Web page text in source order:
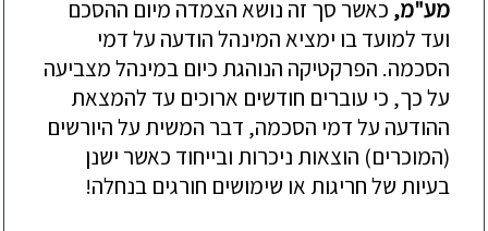
מע"מ, כאשר סך זה נושא הצמדה מיום ההסכם
ועד למועד בו ימציא המינהל הודעה על דמי
הסכמה. הפרקטיקה הנוהגת כיום במינהל מצביעה
על כך, כי עוברים חודשים ארוכים עד להמצאת
ההודעה על דמי הסכמה, דבר המשית על היורשים
(המוכרים) הוצאות ניכרות ובייחוד כאשר ישנן
בעיות של חריגות או שימושים חורגים בנחלה!